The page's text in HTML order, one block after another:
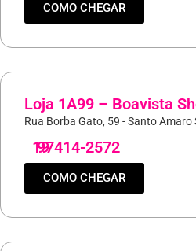
COMO CHEGAR
Loja 1A99 – Boavista
Rua Borba Gato, 59 - Santo Amaro
19
97414-2572
COMO CHEGAR